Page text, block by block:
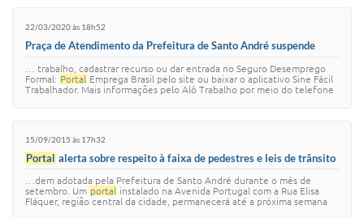
22/03/2020 às 18h52
Praça de Atendimento da Prefeitura de Santo André suspende
… trabalho, cadastrar recurso ou dar entrada no Seguro Desemprego
Formal: Portal Emprega Brasil pelo site ou baixar o aplicativo Sine Fácil
Trabalhador. Mais informações pelo Alô Trabalho por meio do telefone
15/09/2015 às 17h32
Portal alerta sobre respeito à faixa de pedestres e leis de trânsito
…dem adotada pela Prefeitura de Santo André durante o mês de
setembro. Um portal
instalado na Avenida Portugal com a Rua Elisa
Fláquer, região central da cidade, permanecerá até a próxima semana